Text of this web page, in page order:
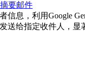
要邮件
信息，利用Google
送给指定收件人，显